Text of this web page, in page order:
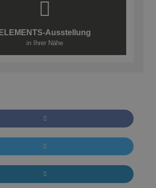
ELEMENTS-Ausstellung
in Ihrer Nähe